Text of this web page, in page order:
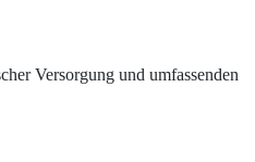
Versorgung und umfassenden